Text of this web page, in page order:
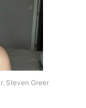
Steven Greer